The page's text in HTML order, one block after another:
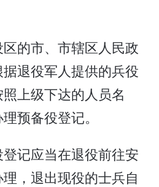
的市、市辖区人民政
退役军人提供的兵役
上级下达的人员名
预备役登记。
记应当在退役前往安
，退出现役的士兵自